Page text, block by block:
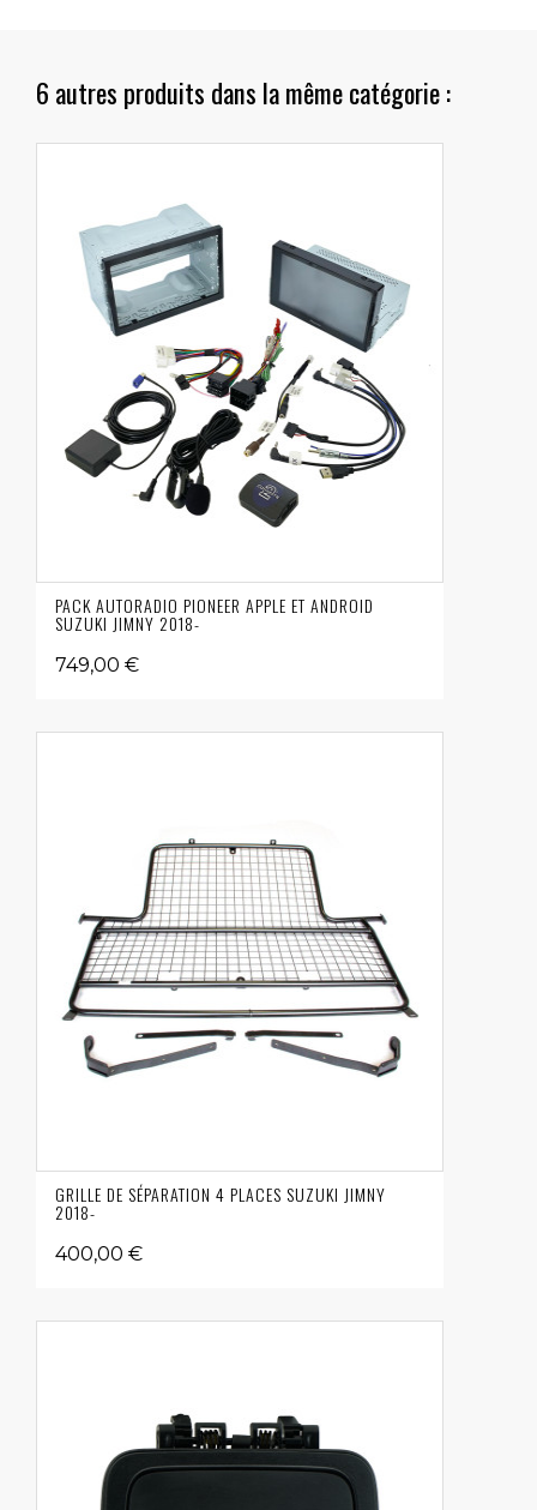
6 autres produits dans la même catégorie :
PACK AUTORADIO PIONEER APPLE ET ANDROID
SUZUKI JIMNY 2018-
749,00 €
GRILLE DE SÉPARATION 4 PLACES SUZUKI JIMNY
2018-
400,00 €